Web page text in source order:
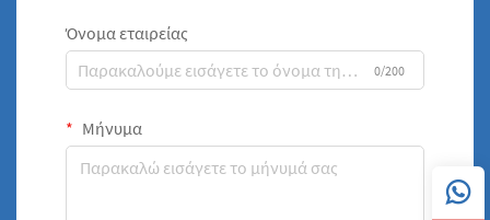
Όνομα εταιρείας
0/200
Μήνυμα